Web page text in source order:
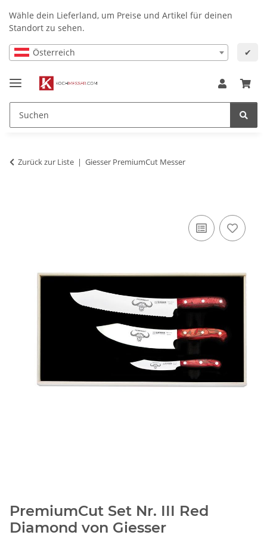
Wähle dein Lieferland, um Preise und Artikel für deinen
Standort zu sehen.
Österreich ✔
Zurück zur Liste Giesser PremiumCut Messer
PremiumCut Set Nr. III Red
Diamond von Giesser